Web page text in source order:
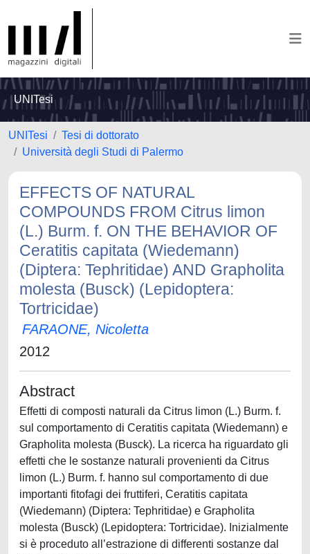
UNITesi
UNITesi
Tesi di dottorato
Università degli Studi di Palermo
EFFECTS OF NATURAL
COMPOUNDS FROM Citrus limon
(L.) Burm. f. ON THE BEHAVIOR OF
Ceratitis capitata (Wiedemann)
(Diptera: Tephritidae) AND Grapholita
molesta (Busck) (Lepidoptera:
Tortricidae)
FARAONE, Nicoletta
2012
Abstract
Effetti di composti naturali da Citrus limon (L.) Burm. f.
sul comportamento di Ceratitis capitata (Wiedemann) e
Grapholita molesta (Busck). La ricerca ha riguardato gli
effetti che le sostanze naturali provenienti da Citrus
limon (L.) Burm. f. hanno sul comportamento di due
importanti fitofagi dei fruttiferi, Ceratitis capitata
(Wiedemann) (Diptera: Tephritidae) e Grapholita
molesta (Busck) (Lepidoptera: Tortricidae). Inizialmente
si è proceduto all’estrazione di differenti sostanze dal